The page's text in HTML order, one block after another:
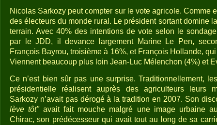
Nicolas Sarkozy peut compter sur le vote agricole. Comme
des électeurs du monde rural. Le président sortant domine
terrain. Avec 40% des intentions de vote selon le
par le JDD, il devance largement Marine Le Pen,
François Bayrou, troisième à 16%, et François Hollande,
Viennent beaucoup plus loin Jean-Luc Mélenchon (4%) et
Ce n’est bien sûr pas une surprise. Traditionnellement,
présidentielle réalisent auprès des agriculteurs leurs
Sarkozy n’avait pas dérogé à la tradition en 2007. Son
lève tôt"avait fait mouche malgré une image urbaine
Chirac, son prédécesseur qui avait tout au long de sa